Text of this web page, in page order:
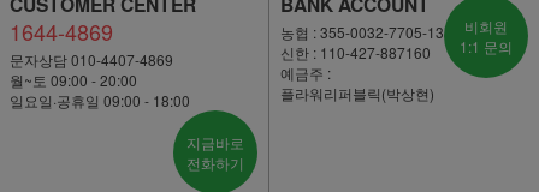
1644-4869
문자상담 010-4407-4869
월~토 09:00 - 20:00
일요일·공휴일 09:00 - 18:00
지금바로
전화하기
농협 : 355-0032-7705-13
신한 : 110-427-887160
예금주 :
플라워리퍼블릭(박상현)
비회원
1:1 문의